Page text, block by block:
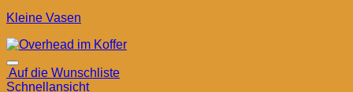
Kleine Vasen
Auf die Wunschliste
Schnellansicht